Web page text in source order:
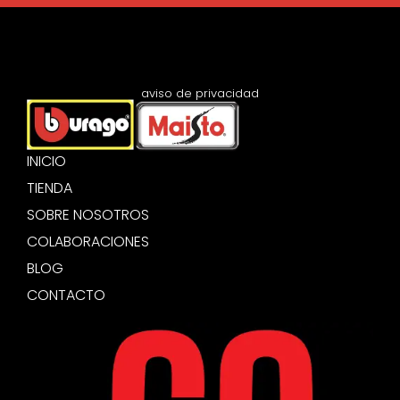
INICIO
TIENDA
SOBRE NOSOTROS
COLABORACIONES
BLOG
CONTACTO
aviso de privacidad